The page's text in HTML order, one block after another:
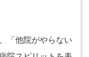
「他院がやらない